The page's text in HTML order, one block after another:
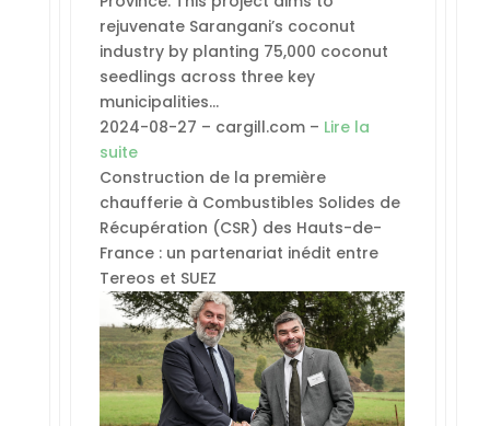
rejuvenate Sarangani’s coconut
industry by planting 75,000 coconut
seedlings across three key
municipalities…
2024-08-27 – cargill.com – Lire la
suite
Construction de la première
chaufferie à Combustibles Solides de
Récupération (CSR) des Hauts-de-
France : un partenariat inédit entre
Tereos et SUEZ